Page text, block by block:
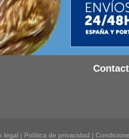
legal | Política de privacidad |